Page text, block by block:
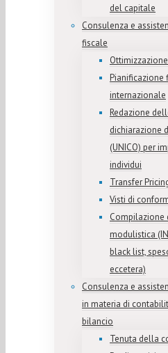
del capitale
Consulenza e
fiscale
Pianificazione
internazionale
Redazione
dichiarazione
(UNICO) per
individui
Transfer
Visti di
Compilazione
modulistica
black list,
eccetera)
Consulenza e
in materia di
bilancio
Tenuta della